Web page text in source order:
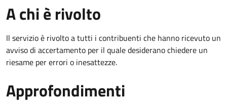
A chi è rivolto
Il servizio è rivolto a tutti i contribuenti che hanno ricevuto un
avviso di accertamento per il quale desiderano chiedere un
riesame per errori o inesattezze.
Approfondimenti